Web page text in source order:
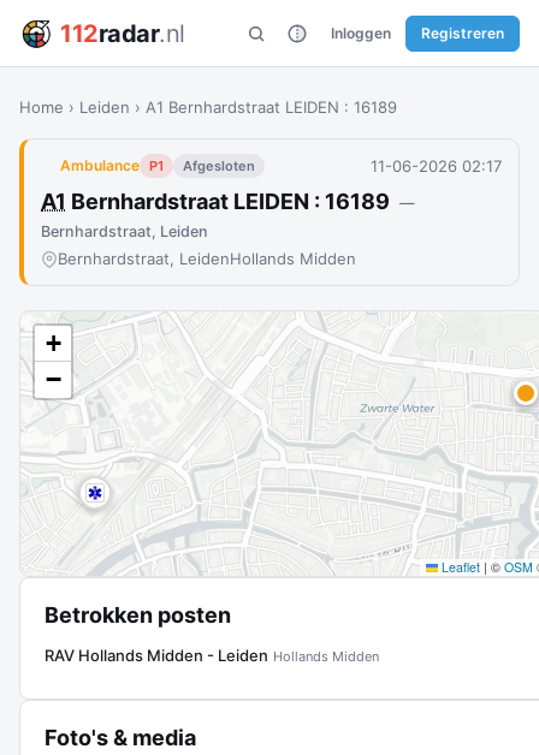
112radar.nl Inloggen Registreren
Home › Leiden › A1 Bernhardstraat LEIDEN : 16189
Ambulance P1 Afgesloten 11-06-2026 02:17
A1 Bernhardstraat LEIDEN : 16189 —
Bernhardstraat, Leiden
Bernhardstraat, LeidenHollands Midden
+
−
Leaflet | © OSM
Betrokken posten
RAV Hollands Midden - Leiden Hollands Midden
Foto's & media